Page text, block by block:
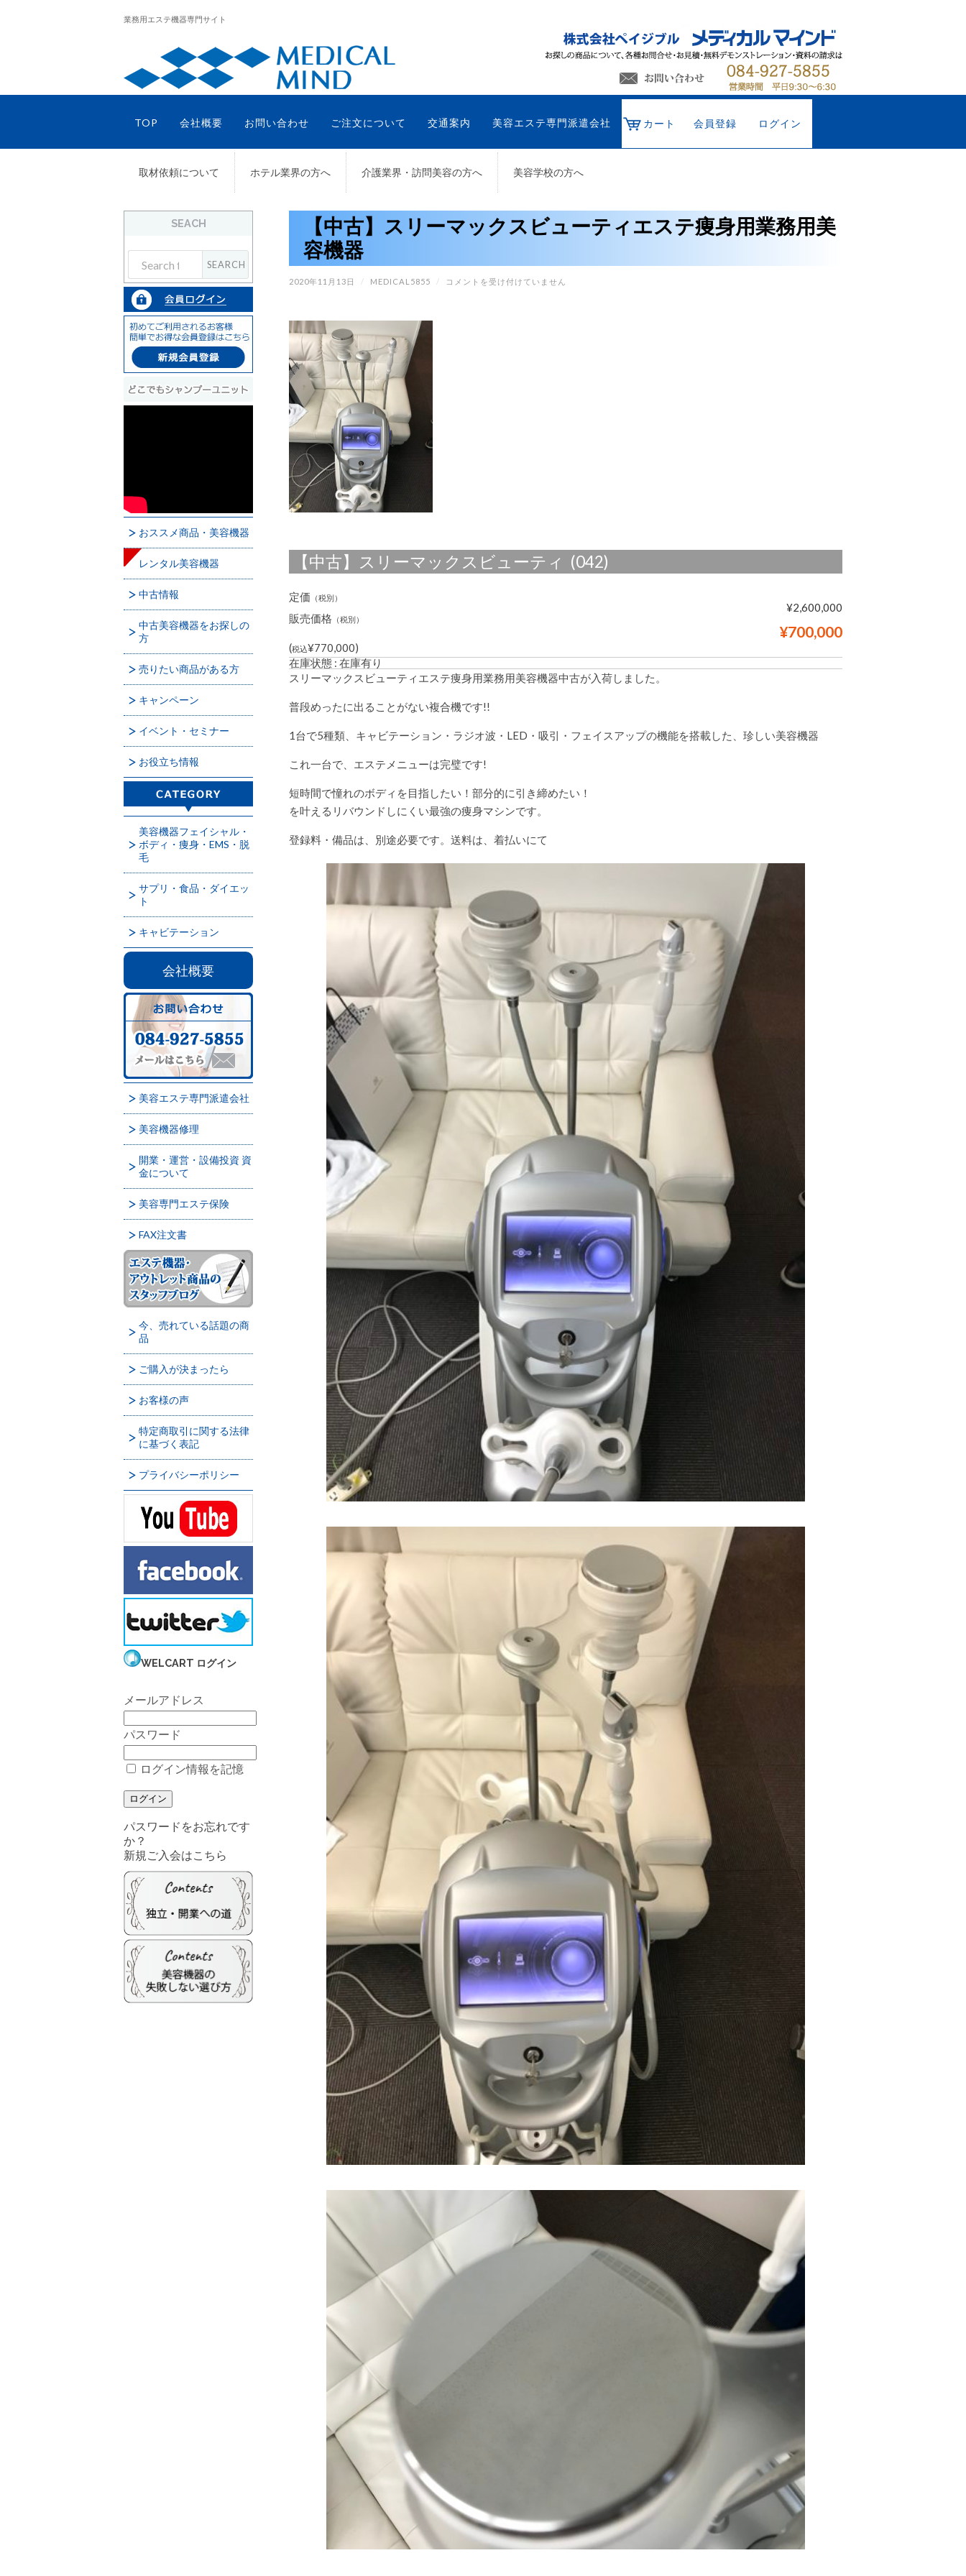
業務用エステ機器専門サイト
TOP 会社概要 お問い合わせ ご注文について 交通案内 美容エステ専門派遣会社 カート 会員登録 ログイン
取材依頼について ホテル業界の方へ 介護業界・訪問美容の方へ 美容学校の方へ
【中古】スリーマックスビューティエステ痩身用業務用美
容機器
2020年11月13日 / MEDICAL5855 /
【中
機
器
は
コメントを受け付けていません
【中古】スリーマックスビューティ (042)
定価 （税別）
¥2,600,000
販売価格 （税別）
¥700,000
(税込¥770,000)
在庫状態 : 在庫有り
スリーマックスビューティエステ痩身用業務用美容機器中古が入荷しました。
普段めったに出ることがない複合機です!!
1台で5種類、キャビテーション・ラジオ波・LED・吸引・フェイスアップの機能を搭載した、珍しい美容機器
これ一台で、エステメニューは完璧です!
短時間で憧れのボディを目指したい！部分的に引き締めたい！
を叶えるリバウンドしにくい最強の痩身マシンです。
登録料・備品は、別途必要です。送料は、着払いにて
SEACH
おススメ商品・美容機器
レンタル美容機器
中古情報
中古美容機器をお探しの
方
売りたい商品がある方
キャンペーン
イベント・セミナー
お役立ち情報
美容機器フェイシャル・
ボディ・痩身・EMS・脱
毛
サプリ・食品・ダイエッ
ト
キャビテーション
会社概要
美容エステ専門派遣会社
美容機器修理
開業・運営・設備投資 資
金について
美容専門エステ保険
FAX注文書
今、売れている話題の商
品
ご購入が決まったら
お客様の声
特定商取引に関する法律
に基づく表記
プライバシーポリシー
WELCART ログイン
メールアドレス
パスワード
ログイン情報を記憶
パスワードをお忘れです
か？
新規ご入会はこちら